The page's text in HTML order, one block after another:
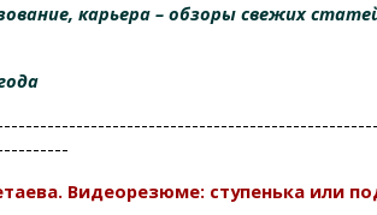
карьера – обзоры свежих
Видеорезюме: ступенька или